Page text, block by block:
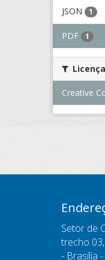
JSON 1
PDF 1
Creative
Setor de
trecho
- Brasília